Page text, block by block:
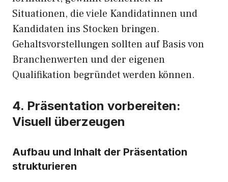
Situationen, die viele Kandidatinnen und
Kandidaten ins Stocken bringen.
Gehaltsvorstellungen sollten auf Basis von
Branchenwerten und der eigenen
Qualifikation begründet werden können.
4. Präsentation vorbereiten:
Visuell überzeugen
Aufbau und Inhalt der Präsentation
strukturieren